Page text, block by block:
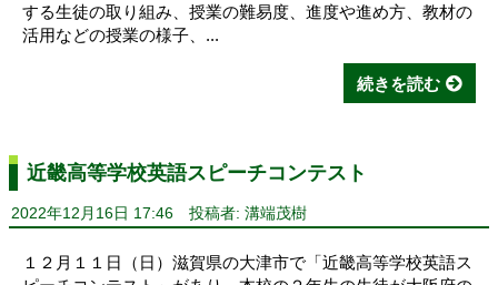
する生徒の取り組み、授業の難易度、進度や進め方、教材の
活用などの授業の様子、...
続きを読む
近畿高等学校英語スピーチコンテスト
2022年12月16日 17:46 投稿者: 溝端茂樹
１２月１１日（日）滋賀県の大津市で「近畿高等学校英語ス